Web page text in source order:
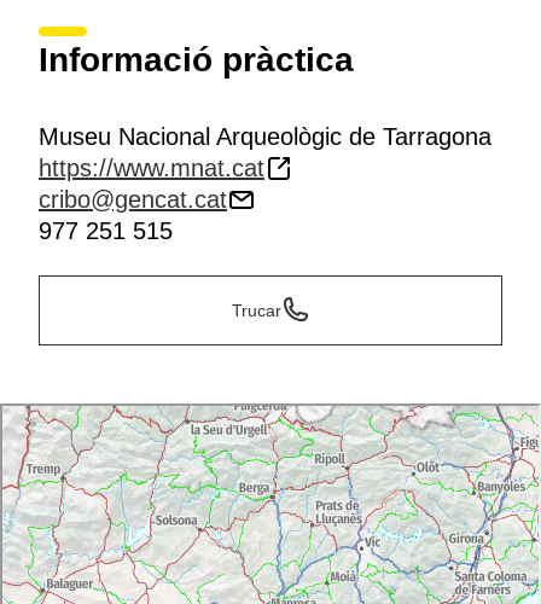
Informació pràctica
Museu Nacional Arqueològic de Tarragona
https://www.mnat.cat
cribo@gencat.cat
977 251 515
Trucar